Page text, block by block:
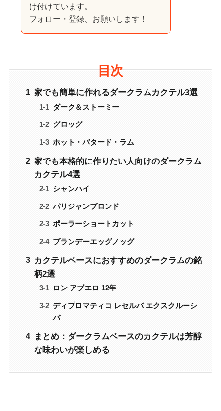
け付けています。
フォロー・登録、お願いします！
目次
家でも簡単に作れるダークラムカクテル3選
ダーク＆ストーミー
グロッグ
ホット・バタード・ラム
家でも本格的に作りたい人向けのダークラム
カクテル4選
シャンハイ
パリジャンブロンド
ポーラーショートカット
ブランデーエッグノッグ
カクテルベースにおすすめのダークラムの銘
柄2選
ロン アブエロ 12年
ディプロマティコ レセルバ エクスクルーシ
バ
まとめ：ダークラムベースのカクテルは芳醇
な味わいが楽しめる